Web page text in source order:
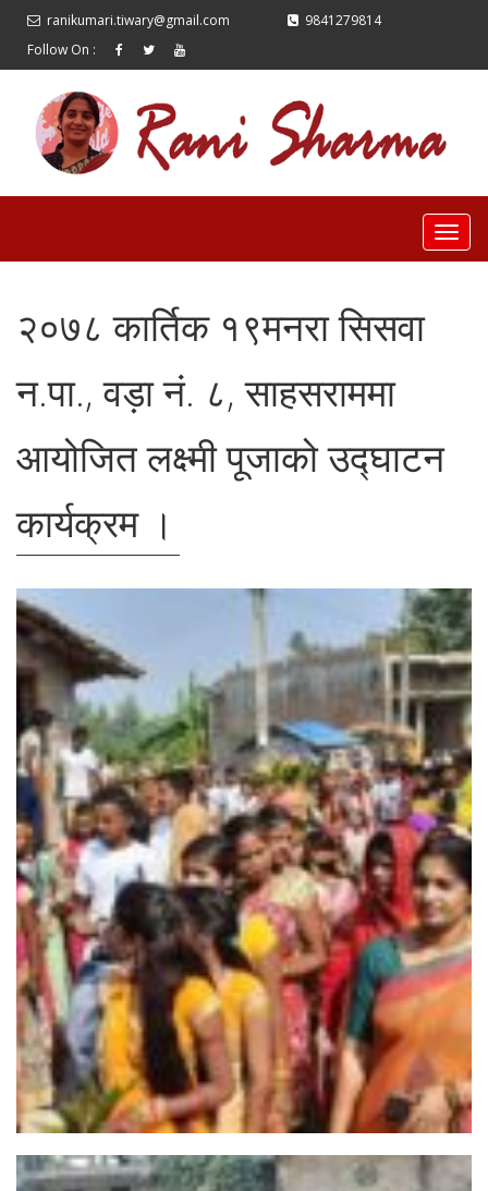
ranikumari.tiwary@gmail.com
9841279814
Follow On :
२०७८ कार्तिक १९मनरा सिसवा
न.पा., वड़ा नं. ८, साहसराममा
आयोजित लक्ष्मी पूजाको उद्घाटन
कार्यक्रम ।